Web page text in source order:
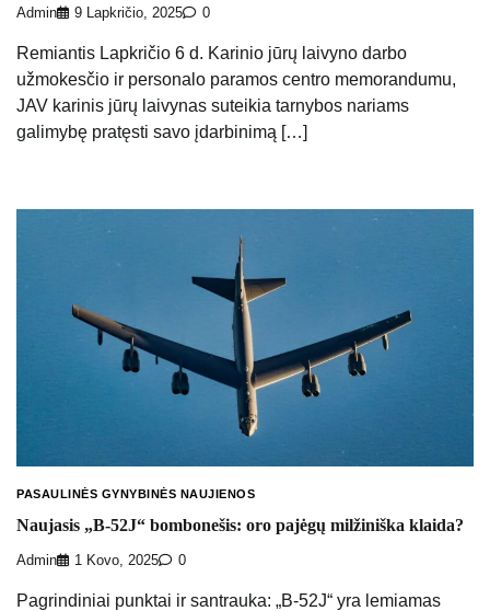
Admin 9 Lapkričio, 2025 0
Remiantis Lapkričio 6 d. Karinio jūrų laivyno darbo
užmokesčio ir personalo paramos centro memorandumu,
JAV karinis jūrų laivynas suteikia tarnybos nariams
galimybę pratęsti savo įdarbinimą […]
PASAULINĖS GYNYBINĖS NAUJIENOS
Naujasis „B-52J“ bombonešis: oro pajėgų milžiniška klaida?
Admin 1 Kovo, 2025 0
Pagrindiniai punktai ir santrauka: „B-52J“ yra lemiamas